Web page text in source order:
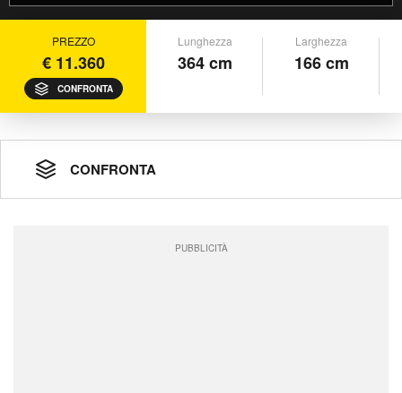
PREZZO
€ 11.360
CONFRONTA
Lunghezza
364 cm
Larghezza
166 cm
CONFRONTA
PUBBLICITÀ